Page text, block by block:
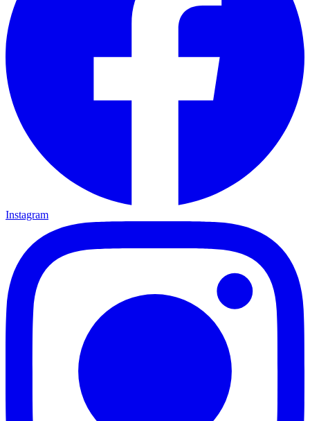
Instagram